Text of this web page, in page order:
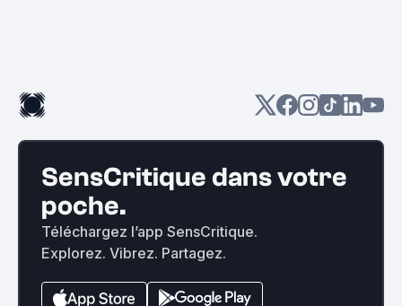
SensCritique dans votre
poche.
Téléchargez l’app SensCritique.
Explorez. Vibrez. Partagez.